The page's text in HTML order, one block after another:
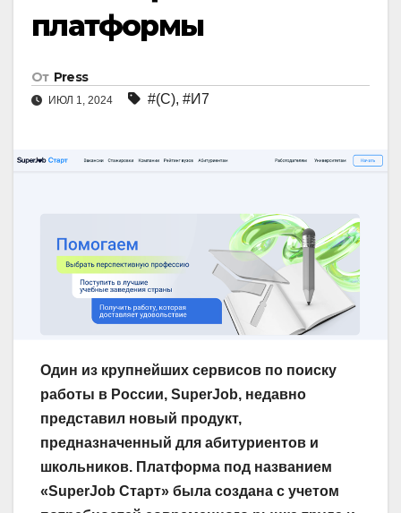
платформы
От Press
ИЮЛ 1, 2024 #(С), #И7
Один из крупнейших сервисов по поиску
работы в России, SuperJob, недавно
представил новый продукт,
предназначенный для абитуриентов и
школьников. Платформа под названием
«SuperJob Старт» была создана с учетом